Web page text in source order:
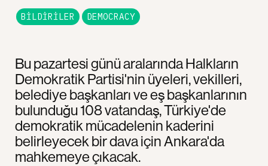
Bu pazartesi günü aralarında Halkların
Demokratik Partisi'nin üyeleri, vekilleri,
belediye başkanları ve eş başkanlarının
bulunduğu 108 vatandaş, Türkiye'de
demokratik mücadelenin kaderini
belirleyecek bir dava için Ankara'da
mahkemeye çıkacak.
BILDIRILER DEMOCRACY